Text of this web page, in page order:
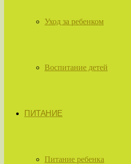
Уход за ребенком
Воспитание детей
ПИТАНИЕ
Питание ребенка